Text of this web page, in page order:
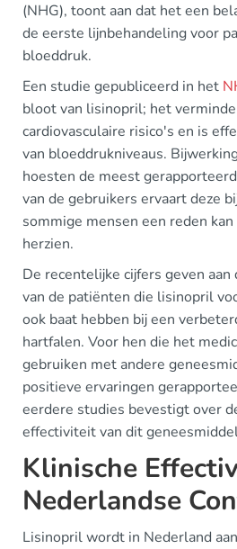
(NHG), toont aan dat het een
de eerste lijnbehandeling voor
bloeddruk.
Een studie gepubliceerd in het
bloot van lisinopril; het
cardiovasculaire risico's en is
van bloeddrukniveaus.
hoesten de meest
van de gebruikers ervaart deze
sommige mensen een reden
herzien.
De recentelijke cijfers geven
van de patiënten die lisinopril
ook baat hebben bij een
hartfalen. Voor hen die het
gebruiken met andere
positieve ervaringen
eerdere studies bevestigt over
effectiviteit van dit
Klinische
Nederlandse
Lisinopril wordt in Nederland